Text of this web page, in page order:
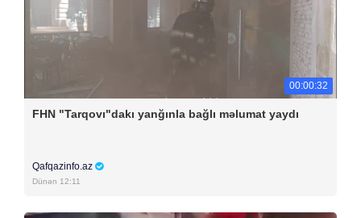
00:00:32
FHN "Tarqovı"dakı yanğınla bağlı məlumat yaydı
Qafqazinfo.az
Dünən 12:11